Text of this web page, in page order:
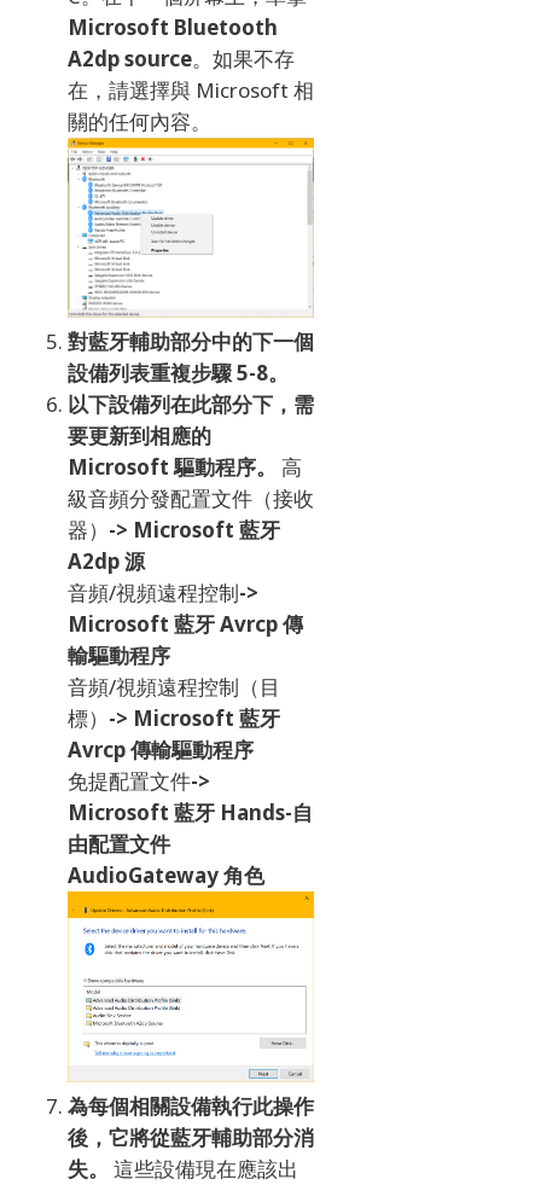
Microsoft Bluetooth
A2dp source。 如果不存
在，請選擇與 Microsoft 相
關的任何內容。
對藍牙輔助部分中的下一個
設備列表重複步驟 5-8。
以下設備列在此部分下，需
要更新到相應的
Microsoft 驅動程序。 高
級音頻分發配置文件（接收
器） -> Microsoft 藍牙
A2dp 源
音頻/視頻遠程控制->
Microsoft 藍牙 Avrcp 傳
輸驅動程序
音頻/視頻遠程控制（目
標） -> Microsoft 藍牙
Avrcp 傳輸驅動程序
免提配置文件->
Microsoft 藍牙 Hands-自
由配置文件
AudioGateway 角色
為每個相關設備執行此操作
後，它將從藍牙輔助部分消
失。 這些設備現在應該出